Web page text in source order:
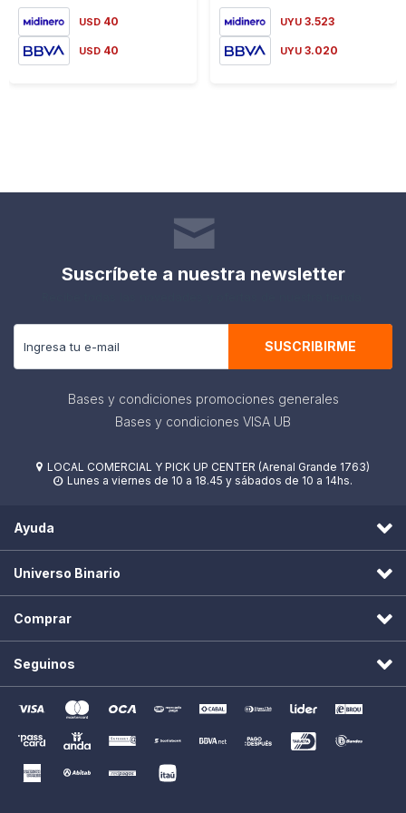
USD 40
USD 40
UYU 3.523
UYU 3.020
Suscríbete a nuestra newsletter
SUSCRIBIRME
Bases y condiciones promociones generales
Bases y condiciones VISA UB
 LOCAL COMERCIAL Y PICK UP CENTER (Arenal Grande 1763)
 Lunes a viernes de 10 a 18.45 y sábados de 10 a 14hs.
Ayuda
Universo Binario
Comprar
Seguinos